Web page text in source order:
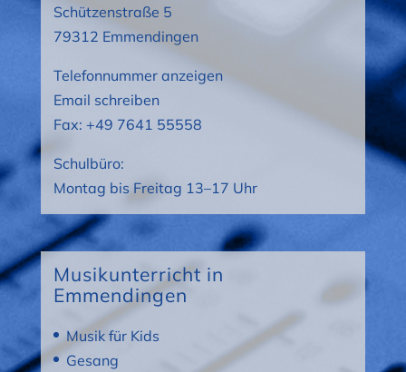
Schützenstraße 5
79312 Emmendingen
Telefonnummer anzeigen
Email schreiben
Fax: +49 7641 55558
Schulbüro:
Montag bis Freitag 13–17 Uhr
Musikunterricht in
Emmendingen
Musik für Kids
Gesang